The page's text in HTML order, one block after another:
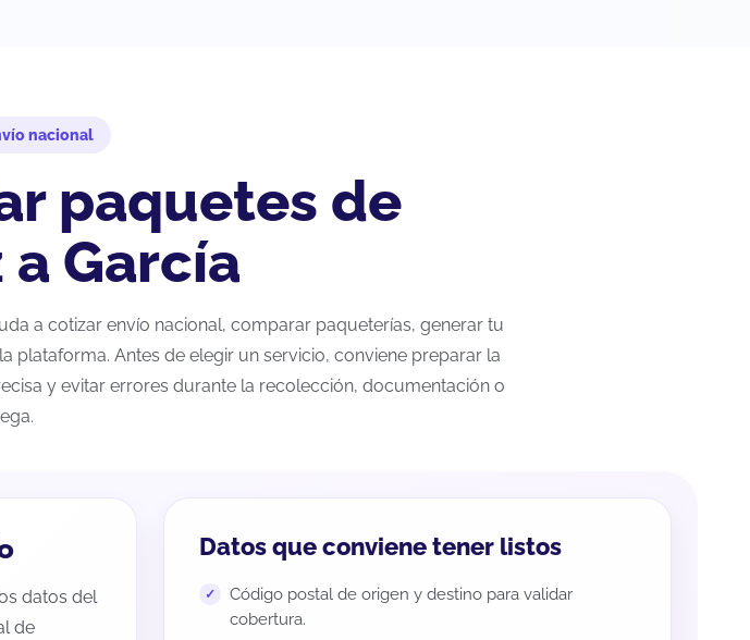
nacional
paquetes de
García
a cotizar envío nacional, comparar paqueterías, generar tu
plataforma. Antes de elegir un servicio, conviene preparar la
y evitar errores durante la recolección, documentación o
datos del
de
Datos que conviene tener listos
Código postal de origen y destino para validar
cobertura.